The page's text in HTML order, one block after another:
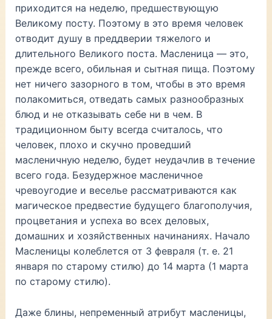
приходится на неделю, предшествующую
Великому посту. Поэтому в это время человек
отводит душу в преддверии тяжелого и
длительного Великого поста. Масленица — это,
прежде всего, обильная и сытная пища. Поэтому
нет ничего зазорного в том, чтобы в это время
полакомиться, отведать самых разнообразных
блюд и не отказывать себе ни в чем. В
традиционном быту всегда считалось, что
человек, плохо и скучно проведший
масленичную неделю, будет неудачлив в течение
всего года. Безудержное масленичное
чревоугодие и веселье рассматриваются как
магическое предвестие будущего благополучия,
процветания и успеха во всех деловых,
домашних и хозяйственных начинаниях. Начало
Масленицы колеблется от 3 февраля (т. е. 21
января по старому стилю) до 14 марта (1 марта
по старому стилю).
Даже блины, непременный атрибут масленицы,